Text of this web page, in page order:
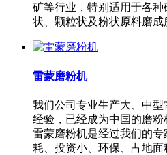
矿等行业，特别适用于各
状、颗粒状及粉状原料磨成
雷蒙磨粉机
我们公司专业生产大、中
经验，已经成为中国的磨粉
雷蒙磨粉机是经过我们的
耗、投资小、环保、占地